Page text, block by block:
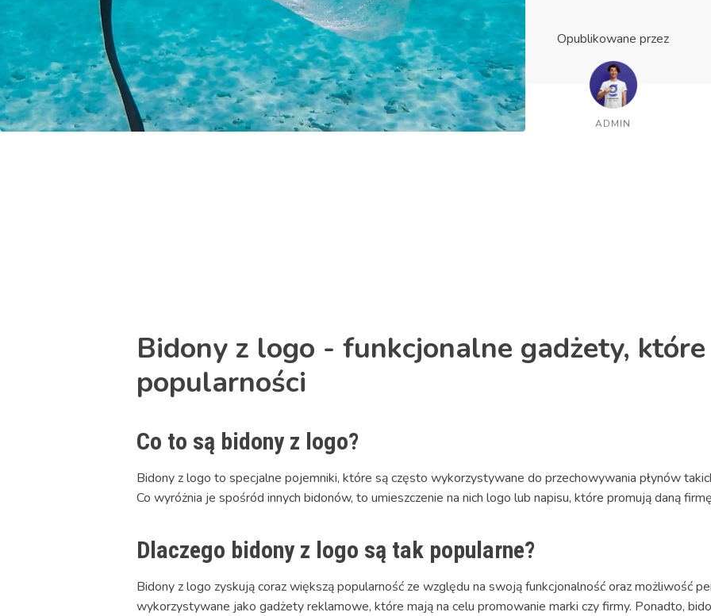
Opublikowane przez
ADMIN
Bidony z logo - funkcjonalne gadżety,
popularności
Co to są bidony z logo?
Bidony z logo to specjalne pojemniki, które są często wykorzystywane do przechowywania płynów
Co wyróżnia je spośród innych bidonów, to umieszczenie na nich logo lub napisu, które promują daną
Dlaczego bidony z logo są tak popularne?
Bidony z logo zyskują coraz większą popularność ze względu na swoją funkcjonalność oraz możliwość
wykorzystywane jako gadżety reklamowe, które mają na celu promowanie marki czy firmy. Ponadto,